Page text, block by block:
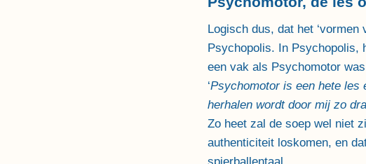
Logisch dus, dat het ‘vormen
Psychopolis. In Psychopolis,
een vak als Psychomotor
‘Psychomotor is een hete les
herhalen wordt door mij zo
Zo heet zal de soep wel niet
authenticiteit loskomen, en
spierballentaal.